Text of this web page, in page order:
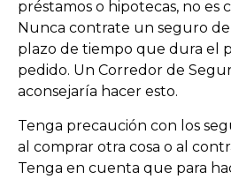
préstamos o hipotecas, no es
Nunca contrate un seguro
plazo de tiempo que dura el
pedido. Un Corredor de
aconsejaría hacer esto.
Tenga precaución con los
al comprar otra cosa o al
Tenga en cuenta que para